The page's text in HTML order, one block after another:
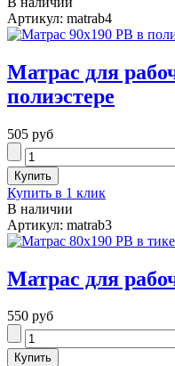
Артикул: matrab4
Матрас для
полиэстере
505 руб
Купить в 1 клик
В наличии
Артикул: matrab3
Матрас для
550 руб